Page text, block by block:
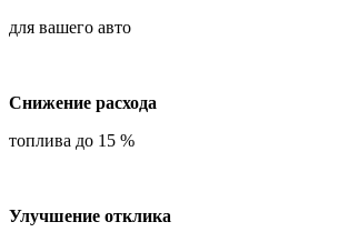
для вашего авто
Снижение расхода
топлива до 15 %
Улучшение отклика